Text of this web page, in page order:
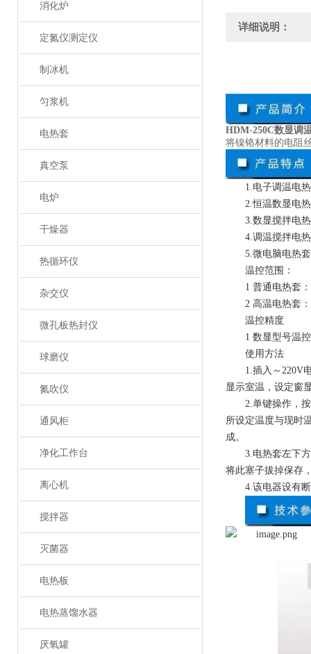
消化炉
定氮仪测定仪
制冰机
匀浆机
电热套
真空泵
电炉
干燥器
热循环仪
杂交仪
微孔板热封仪
球磨仪
氮吹仪
通风柜
净化工作台
离心机
搅拌器
灭菌器
电热板
电热蒸馏水器
厌氧罐
详细说明：
HDM-250C数显调
将镍铬材料的电阻
1.电子调温电
2.恒温数显电
3.数显搅拌电
4.调温搅拌电
5.微电脑电热
温控范围：
1 普通电热套
2 高温电热套
温控精度
1 数显型号温
使用方法
1.插入～220V
显示室温，设定窗
2.单键操作，
所设定温度与现时
成。
3.电热套左下
将此塞子拔掉保存
4.该电器设有